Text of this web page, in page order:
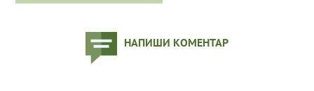
НАПИШИ КОМЕНТАР